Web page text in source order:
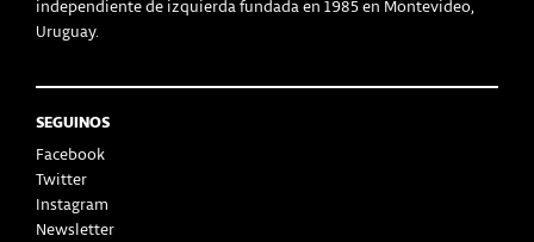
independiente de izquierda fundada en 1985 en Montevideo,
Uruguay.
SEGUINOS
Facebook
Twitter
Instagram
Newsletter